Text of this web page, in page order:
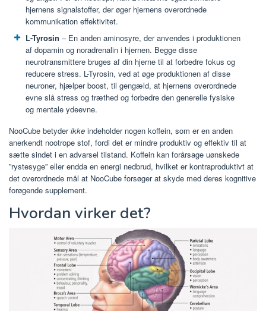
hjernens signalstoffer, der øger hjernens overordnede
kommunikation effektivitet.
L-Tyrosin – En anden aminosyre, der anvendes i produktionen
af dopamin og noradrenalin i hjernen. Begge disse
neurotransmittere bruges af din hjerne til at forbedre fokus og
reducere stress. L-Tyrosin, ved at øge produktionen af disse
neuroner, hjælper boost, til gengæld, at hjernens overordnede
evne slå stress og træthed og forbedre den generelle fysiske
og mentale ydeevne.
NooCube betyderikke indeholder nogen koffein, som er en anden
anerkendt nootrope stof, fordi det er mindre produktiv og effektiv til at
sætte sindet i en advarsel tilstand. Koffein kan forårsage uønskede
”rystesyge” eller endda en energi nedbrud, hvilket er kontraproduktivt at
det overordnede mål at NooCube forsøger at skyde med deres kognitive
forøgende supplement.
Hvordan virker det?